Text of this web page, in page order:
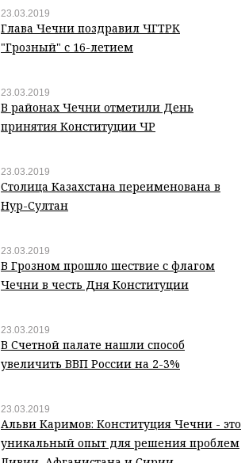
23.03.2019
Глава Чечни поздравил ЧГТРК
"Грозный" с 16-летием
23.03.2019
В районах Чечни отметили День
принятия Конституции ЧР
23.03.2019
Столица Казахстана переименована в
Нур-Султан
23.03.2019
В Грозном прошло шествие с флагом
Чечни в честь Дня Конституции
23.03.2019
В Счетной палате нашли способ
увеличить ВВП России на 2-3%
23.03.2019
Альви Каримов: Конституция Чечни - это
уникальный опыт для решения проблем